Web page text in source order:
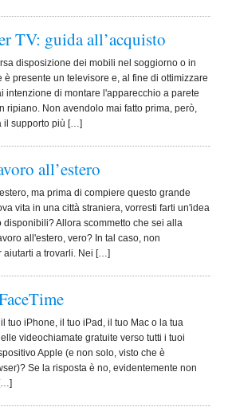
TV: guida all’acquisto
disposizione dei mobili nel soggiorno o in
presente un televisore e, al fine di ottimizzare
intenzione di montare l'apparecchio a parete
ripiano. Non avendolo mai fatto prima, però,
il supporto più […]
all’estero
ma prima di compiere questo grande
vita in una città straniera, vorresti farti un'idea
Allora scommetto che sei alla
all'estero, vero? In tal caso, non
aiutarti a trovarli. Nei […]
tuo iPhone, il tuo iPad, il tuo Mac o la tua
videochiamate gratuite verso tutti i tuoi
Apple (e non solo, visto che è
Se la risposta è no, evidentemente non